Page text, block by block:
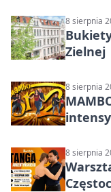
8 sierpnia
Zielnej
8 sierpnia
8 sierpnia